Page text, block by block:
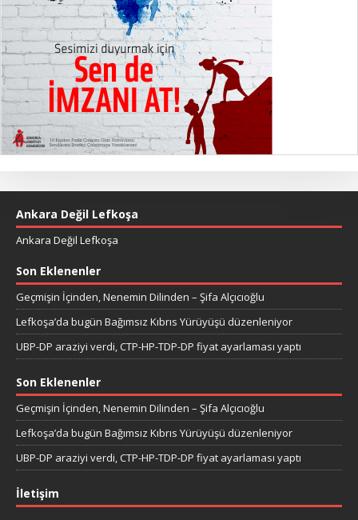
Ankara Değil Lefkoşa
Ankara Değil Lefkoşa
Son Eklenenler
Geçmişin İçinden, Nenemin Dilinden – Şifa Alçıcıoğlu
Lefkoşa’da bugün Bağımsız Kıbrıs Yürüyüşü düzenleniyor
UBP-DP araziyi verdi, CTP-HP-TDP-DP fiyat ayarlaması yaptı
Son Eklenenler
Geçmişin İçinden, Nenemin Dilinden – Şifa Alçıcıoğlu
Lefkoşa’da bugün Bağımsız Kıbrıs Yürüyüşü düzenleniyor
UBP-DP araziyi verdi, CTP-HP-TDP-DP fiyat ayarlaması yaptı
İletişim